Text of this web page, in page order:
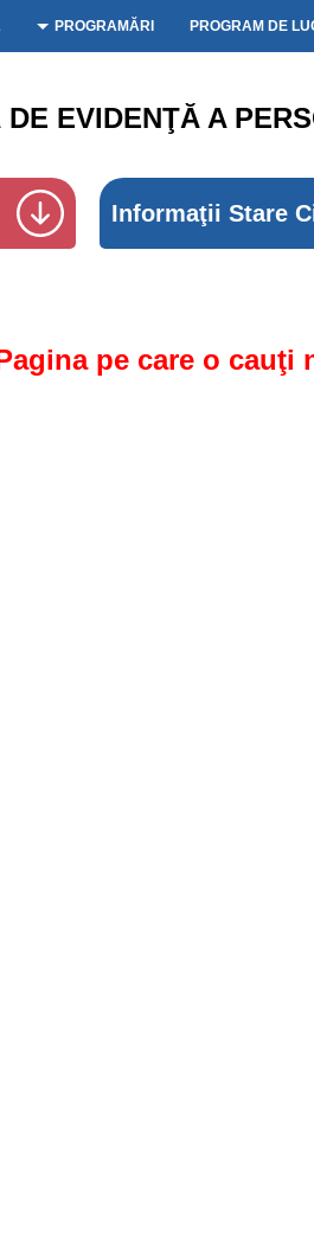
PROGRAMĂRI PROGRAM DE
EVIDENŢĂ A
Informaţii Stare
pe care o cauţi